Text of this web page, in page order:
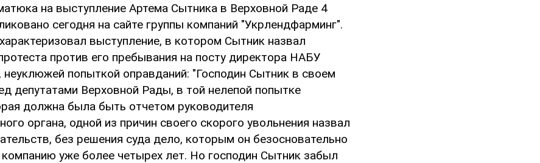
на выступление Артема Сытника в Верховной Раде 4
сегодня на сайте группы компаний "Укрлендфарминг".
выступление, в котором Сытник назвал
против его пребывания на посту директора НАБУ
неуклюжей попыткой оправданий: "Господин Сытник в своем
депутатами Верховной Рады, в той нелепой попытке
должна была быть отчетом руководителя
органа, одной из причин своего скорого увольнения назвал
без решения суда дело, которым он безосновательно
уже более четырех лет. Но господин Сытник забыл